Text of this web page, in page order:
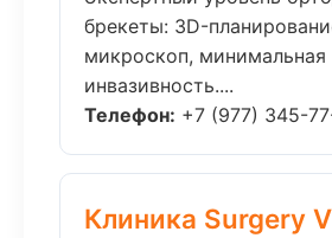
брекеты: 3D-
микроскоп, минимальная
инвазивность....
Телефон: +7 (977) 345-
Клиника Surgery